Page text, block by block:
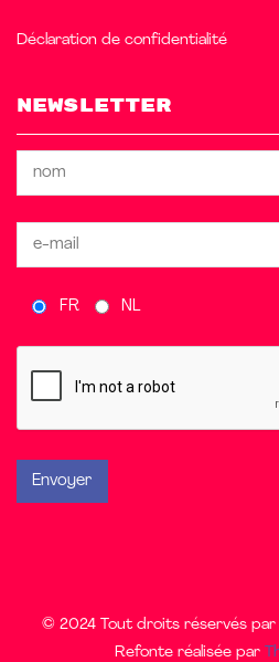
Déclaration de confidentialité
Newsletter
FR NL
© 2024 Tout droits réservés par
Refonte réalisée par